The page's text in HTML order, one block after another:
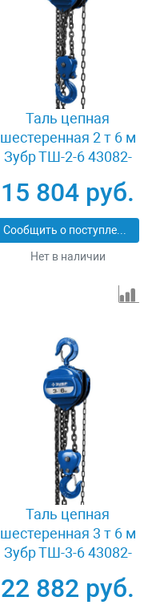
Таль цепная
шестеренная 2 т 6 м
Зубр ТШ-2-6 43082-
15 804 руб.
Сообщить о поступлении
Нет в наличии
Таль цепная
шестеренная 3 т 6 м
Зубр ТШ-3-6 43082-
22 882 руб.